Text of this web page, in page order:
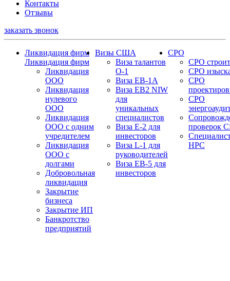
Контакты
Отзывы
заказать звонок
Ликвидация фирм
Ликвидация фирм
Ликвидация
ООО
Ликвидация
нулевого
ООО
Ликвидация
ООО с одним
учредителем
Ликвидация
ООО с
долгами
Добровольная
ликвидация
Закрытие
бизнеса
Закрытие ИП
Банкротство
предприятий
Визы США
Виза талантов
О-1
Виза EB-1A
Виза EB2 NIW
для
уникальных
специалистов
Виза E-2 для
инвесторов
Виза L-1 для
руководителей
Виза EB-5 для
инвесторов
СРО
СРО
СРО
СРО
СРО
проверок
НРС